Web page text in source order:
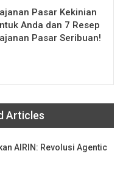
Pasar Kekinian
Anda dan 7 Resep
Pasar Seribuan!
Articles
AIRIN: Revolusi Agentic